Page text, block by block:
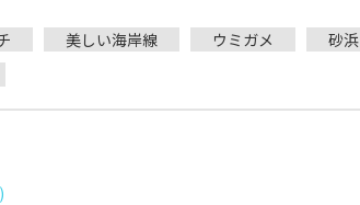
美しい海岸線 ウミガメ
砂浜